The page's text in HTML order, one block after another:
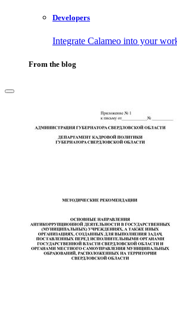
Developers
Integrate Calameo into your
From the blog